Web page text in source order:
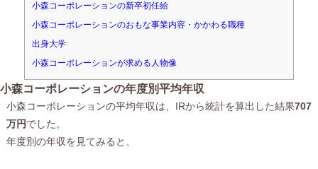
小森コーポレーションの新卒初任給
小森コーポレーションのおもな事業内容・かかわる職種
出身大学
小森コーポレーションが求める人物像
小森コーポレーションの年度別平均年収
小森コーポレーションの平均年収は、IRから統計を算出した結果707
万円でした。
年度別の年収を見てみると、